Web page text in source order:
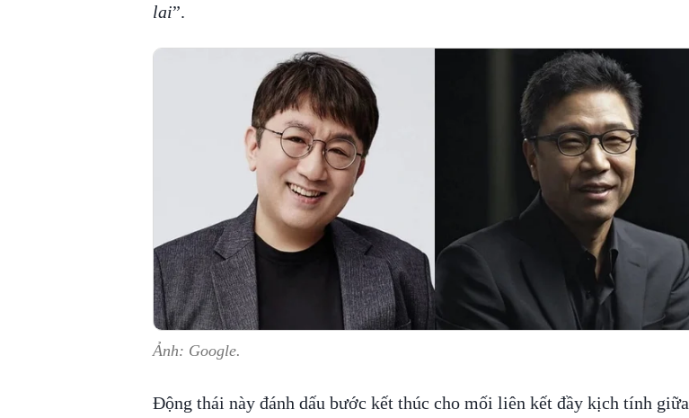
lai”.
Ảnh: Google.
Động thái này đánh dấu bước kết thúc cho mối liên kết đầy kịch tính giữa